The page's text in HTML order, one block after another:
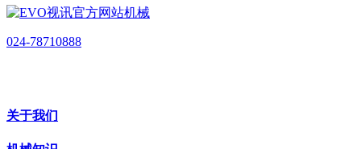
024-78710888
关于我们